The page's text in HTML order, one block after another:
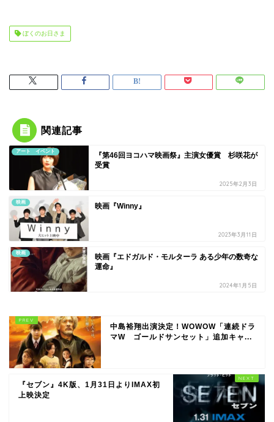
ぼくのお日さま
関連記事
アート イベント
『第46回ヨコハマ映画祭』主演女優賞 杉咲花が
受賞
2025年2月3日
映画 映画『Winny』
2023年3月11日
映画
映画『エドガルド・モルターラ ある少年の数奇な
運命』
2024年1月5日
中島裕翔出演決定！WOWOW「連続ドラ
マW ゴールドサンセット」追加キャ...
『セブン』4K版、1月31日よりIMAX初
上映決定